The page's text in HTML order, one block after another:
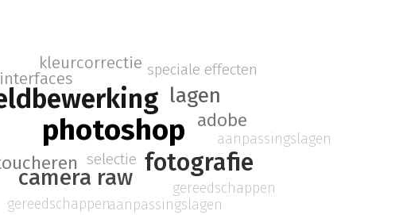
photoshop
fotografie
camera raw
lagen
adobe
interfaces
kleurcorrectie speciale effecten
selectie
aanpassingslagen
gereedschappen
aanpassingslagen
gereedschappen